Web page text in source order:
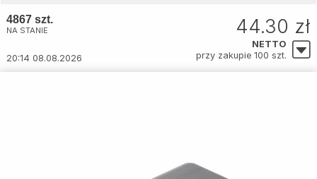
4867 szt.
NA STANIE
20:14 08.08.2026
44.30 zł
NETTO
przy zakupie 100 szt.